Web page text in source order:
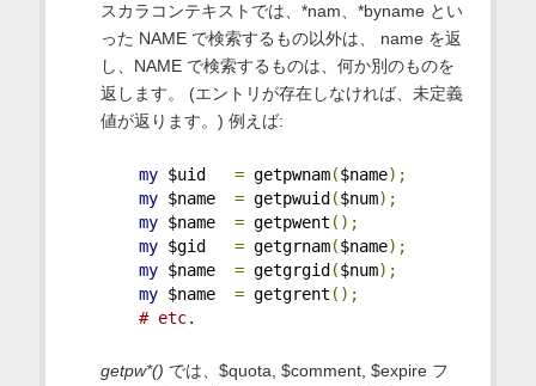
スカラコンテキストでは、*nam、*byname とい
った NAME で検索するもの以外は、 name を返
し、NAME で検索するものは、何か別のものを
返します。 (エントリが存在しなければ、未定義
値が返ります。) 例えば:
my $uid = getpwnam($name);
my $name = getpwuid ($num);
my $name = getpwent ();
my $gid = getgrnam($name);
my $name = getgrgid ($num);
my $name = getgrent ();
# etc.
getpw*() では、$quota, $comment, $expire フ